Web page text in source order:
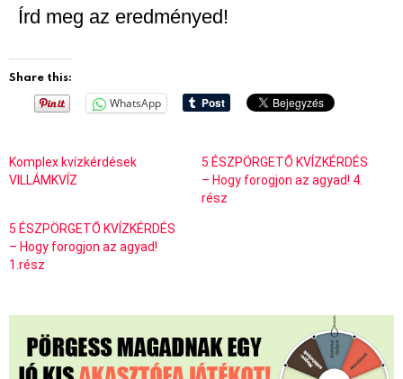
Írd meg az eredményed!
Share this:
WhatsApp
Komplex kvízkérdések
VILLÁMKVÍZ
5 ÉSZPÖRGETŐ KVÍZKÉRDÉS
– Hogy forogjon az agyad! 4.
rész
5 ÉSZPÖRGETŐ KVÍZKÉRDÉS
– Hogy forogjon az agyad!
1.rész